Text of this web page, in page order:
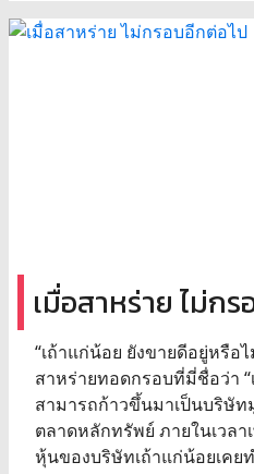
เมื่อสาหร่าย ไม่ก
“เถ้าแก่น้อย ยังขายดีอยู่หรือ
สาหร่ายทอดกรอบที่มี่ชื่อว่า “
สามารถก้าวขึ้นมาเป็นบริษั
ตลาดหลักทรัพย์ ภายในเวลา
หุ้นของบริษัทเถ้าแก่น้อยเคย